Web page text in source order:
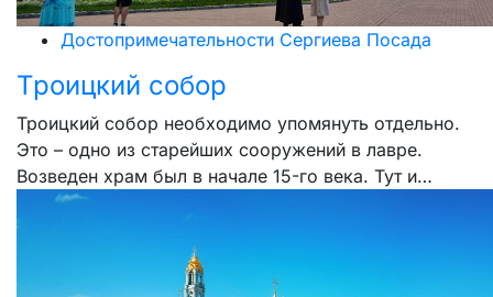
Достопримечательности Сергиева Посада
Троицкий собор
Троицкий собор необходимо упомянуть отдельно.
Это – одно из старейших сооружений в лавре.
Возведен храм был в начале 15-го века. Тут и…